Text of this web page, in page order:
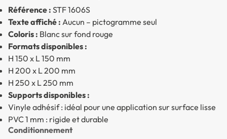
Référence : STF 1606S
Texte affiché : Aucun – pictogramme seul
Coloris : Blanc sur fond rouge
Formats disponibles :
H 150 x L 150 mm
H 200 x L 200 mm
H 250 x L 250 mm
Supports disponibles :
Vinyle adhésif : idéal pour une application sur surface lisse
PVC 1 mm : rigide et durable
Conditionnement